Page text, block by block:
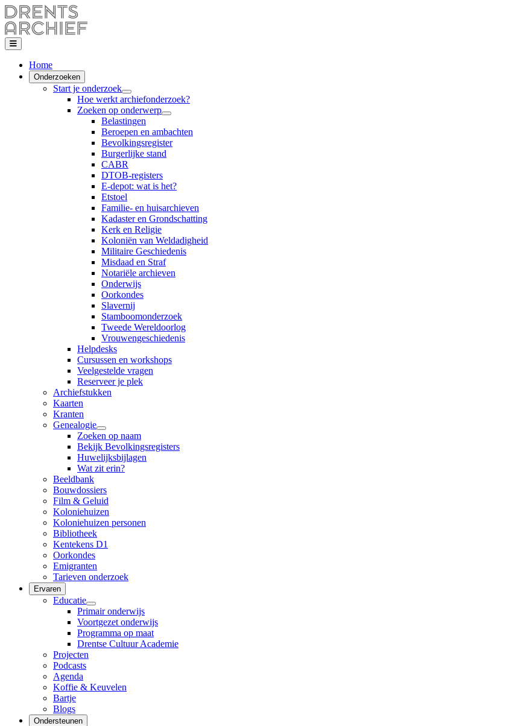
Home
Onderzoeken
Start je onderzoek
Hoe werkt archiefonderzoek?
Zoeken op onderwerp
Belastingen
Beroepen en ambachten
Bevolkingsregister
Burgerlijke stand
CABR
DTOB-registers
E-depot: wat is het?
Etstoel
Familie- en huisarchieven
Kadaster en Grondschatting
Kerk en Religie
Koloniën van Weldadigheid
Militaire Geschiedenis
Misdaad en Straf
Notariële archieven
Onderwijs
Oorkondes
Slavernij
Stamboomonderzoek
Tweede Wereldoorlog
Vrouwengeschiedenis
Helpdesks
Cursussen en workshops
Veelgestelde vragen
Reserveer je plek
Archiefstukken
Kaarten
Kranten
Genealogie
Zoeken op naam
Bekijk Bevolkingsregisters
Huwelijksbijlagen
Wat zit erin?
Beeldbank
Bouwdossiers
Film & Geluid
Koloniehuizen
Koloniehuizen personen
Bibliotheek
Kentekens D1
Oorkondes
Emigranten
Tarieven onderzoek
Ervaren
Educatie
Primair onderwijs
Voortgezet onderwijs
Programma op maat
Drentse Cultuur Academie
Projecten
Podcasts
Agenda
Koffie & Keuvelen
Bartje
Blogs
Ondersteunen